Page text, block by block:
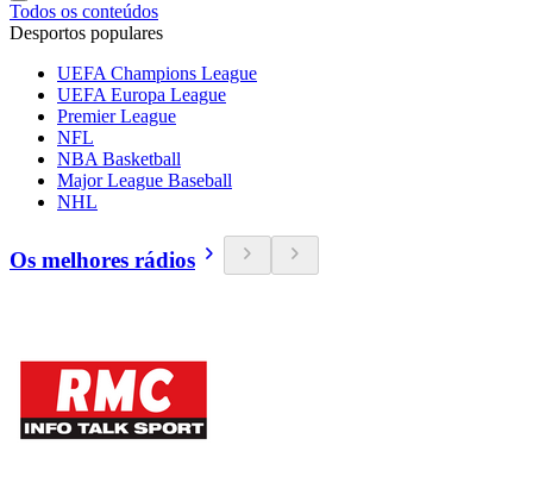
Todos os conteúdos
Desportos populares
UEFA Champions League
UEFA Europa League
Premier League
NFL
NBA Basketball
Major League Baseball
NHL
Os melhores rádios